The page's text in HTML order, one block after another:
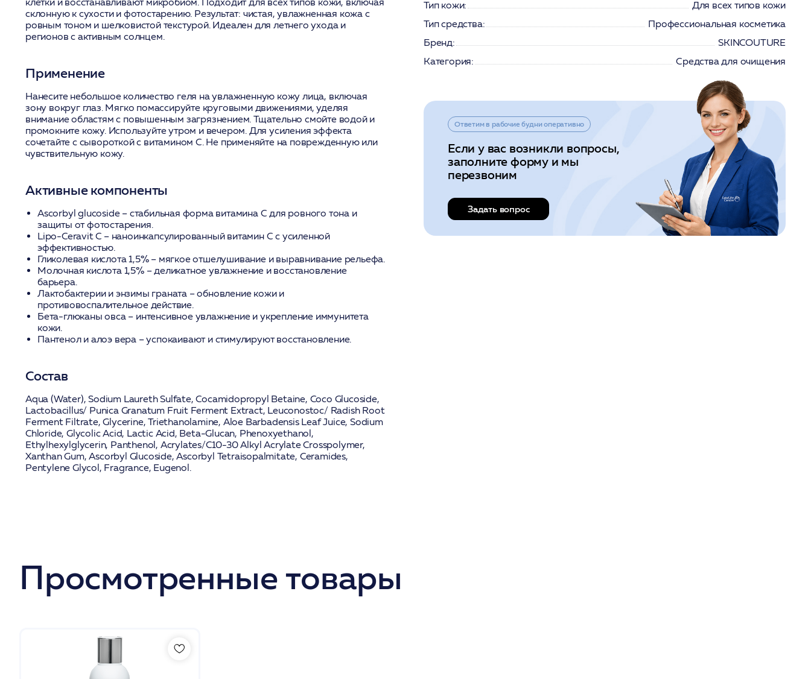
склонную к сухости и фотостарению. Результат: чистая, увлажненная кожа с
ровным тоном и шелковистой текстурой. Идеален для летнего ухода и
регионов с активным солнцем.
Применение
Нанесите небольшое количество геля на увлажненную кожу лица, включая
зону вокруг глаз. Мягко помассируйте круговыми движениями, уделяя
внимание областям с повышенным загрязнением. Тщательно смойте водой и
промокните кожу. Используйте утром и вечером. Для усиления эффекта
сочетайте с сывороткой с витамином С. Не применяйте на поврежденную или
чувствительную кожу.
Активные компоненты
Ascorbyl glucoside– стабильная форма витамина С для ровного тона и
защиты от фотостарения.
Lipo-Ceravit C – наноинкапсулированный витамин С с усиленной
эффективностью.
Гликолевая кислота 1,5%– мягкое отшелушивание и выравнивание рельефа.
Молочная кислота 1,5%– деликатное увлажнение и восстановление
барьера.
Лактобактерии и энзимы граната – обновление кожи и
противовоспалительное действие.
Бета-глюканы овса– интенсивное увлажнение и укрепление иммунитета
кожи.
Пантенол и алоэ вера – успокаивают и стимулируют восстановление.
Состав
Aqua (Water), Sodium Laureth Sulfate, Cocamidopropyl Betaine, Coco Glucoside,
Lactobacillus/ Punica Granatum Fruit Ferment Extract, Leuconostoc/ Radish Root
Ferment Filtrate, Glycerine, Triethanolamine, Aloe Barbadensis Leaf Juice, Sodium
Chloride, Glycolic Acid, Lactic Acid, Beta-Glucan, Phenoxyethanol,
Ethylhexylglycerin, Panthenol, Acrylates/C10-30 Alkyl Acrylate Crosspolymer,
Xanthan Gum, Ascorbyl Glucoside, Ascorbyl Tetraisopalmitate, Ceramides,
Pentylene Glycol, Fragrance, Eugenol.
Тип кожи:
Для всех типов кожи
Тип средства:
Профессиональная косметика
Бренд:
SKINCOUTURE
Категория:
Средства для очищения
Ответим в рабочие будни оперативно
Если у вас возникли вопросы,
заполните форму и мы
перезвоним
Задать вопрос
Просмотренные товары